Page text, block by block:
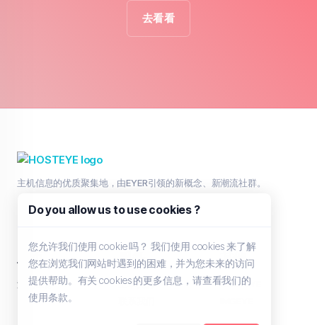
去看看
主机信息的优质聚集地，由EYER引领的新概念、新潮流社群。
主页
浏览全部
服务
工单支持
其他
HOSTEYE
Do you allow us to use cookies ?
您允许我们使用 cookie 吗？ 我们使用 cookies 来了解
您在浏览我们网站时遇到的困难，并为您未来的访问
提供帮助。有关 cookies 的更多信息，请查看我们的
使用条款。